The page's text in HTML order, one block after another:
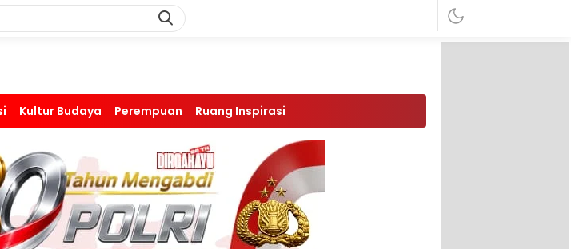
Kultur Budaya Perempuan Ruang Inspirasi